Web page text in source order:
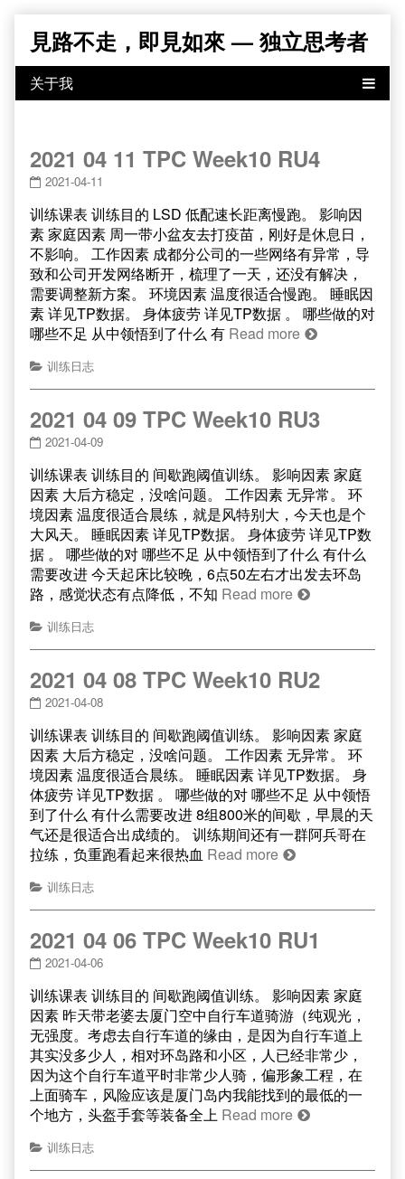
content
見路不走，即見如來 — 独立思考者
2021 04 11 TPC Week10 RU4
2021-04-11
训练课表 训练目的 LSD 低配速长距离慢跑。 影响因
素 家庭因素 周一带小盆友去打疫苗，刚好是休息日，
不影响。 工作因素 成都分公司的一些网络有异常，导
致和公司开发网络断开，梳理了一天，还没有解决，
需要调整新方案。 环境因素 温度很适合慢跑。 睡眠因
素 详见TP数据。 身体疲劳 详见TP数据 。 哪些做的对
哪些不足 从中领悟到了什么 有 Read more
训练日志
2021 04 09 TPC Week10 RU3
2021-04-09
训练课表 训练目的 间歇跑阈值训练。 影响因素 家庭
因素 大后方稳定，没啥问题。 工作因素 无异常。 环
境因素 温度很适合晨练，就是风特别大，今天也是个
大风天。 睡眠因素 详见TP数据。 身体疲劳 详见TP数
据 。 哪些做的对 哪些不足 从中领悟到了什么 有什么
需要改进 今天起床比较晚，6点50左右才出发去环岛
路，感觉状态有点降低，不知 Read more
训练日志
2021 04 08 TPC Week10 RU2
2021-04-08
训练课表 训练目的 间歇跑阈值训练。 影响因素 家庭
因素 大后方稳定，没啥问题。 工作因素 无异常。 环
境因素 温度很适合晨练。 睡眠因素 详见TP数据。 身
体疲劳 详见TP数据 。 哪些做的对 哪些不足 从中领悟
到了什么 有什么需要改进 8组800米的间歇，早晨的天
气还是很适合出成绩的。 训练期间还有一群阿兵哥在
拉练，负重跑看起来很热血 Read more
训练日志
2021 04 06 TPC Week10 RU1
2021-04-06
训练课表 训练目的 间歇跑阈值训练。 影响因素 家庭
因素 昨天带老婆去厦门空中自行车道骑游（纯观光，
无强度。考虑去自行车道的缘由，是因为自行车道上
其实没多少人，相对环岛路和小区，人已经非常少，
因为这个自行车道平时非常少人骑，偏形象工程，在
上面骑车，风险应该是厦门岛内我能找到的最低的一
个地方，头盔手套等装备全上 Read more
训练日志